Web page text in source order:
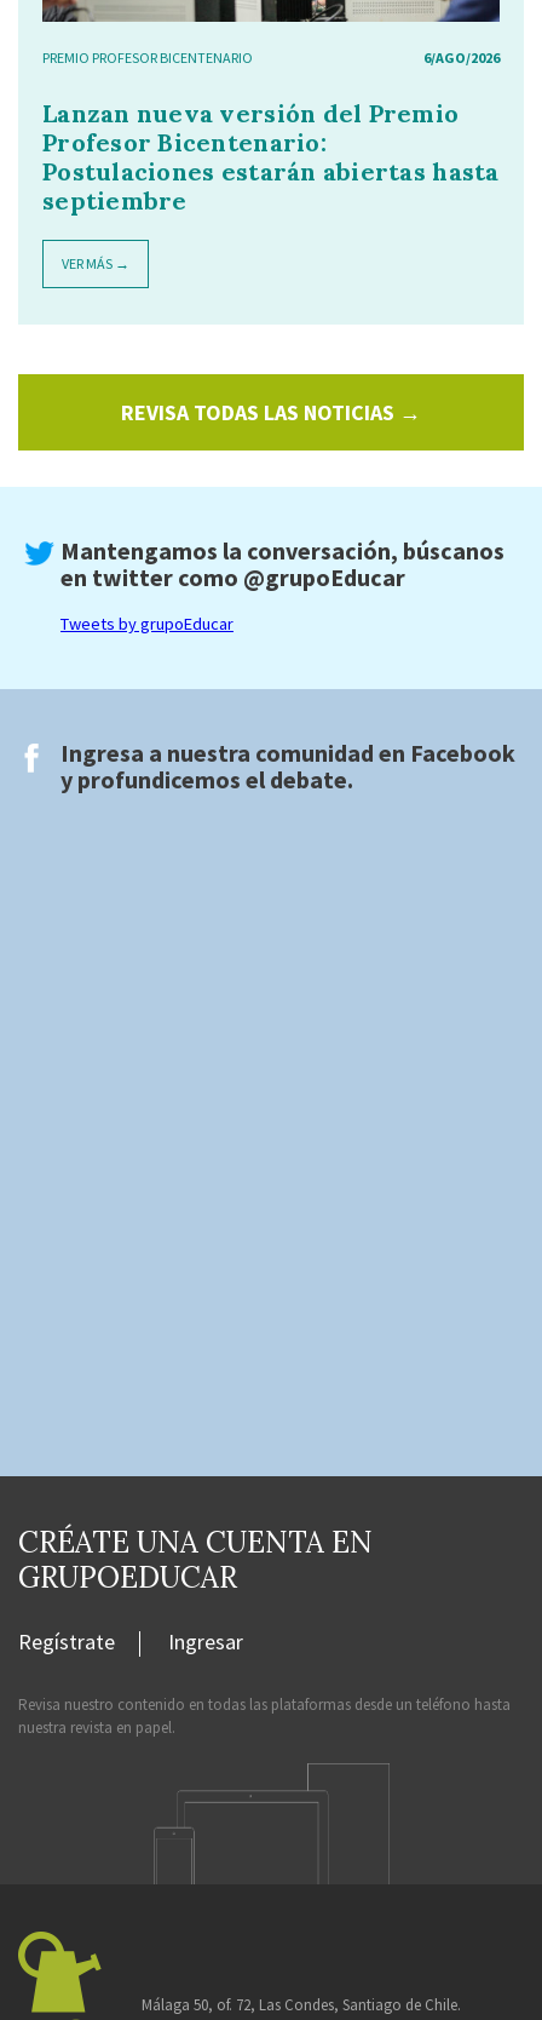
PREMIO PROFESOR BICENTENARIO 6/AGO/2026
Lanzan nueva versión del Premio
Profesor Bicentenario:
Postulaciones estarán abiertas hasta
septiembre
VER MÁS →
REVISA TODAS LAS NOTICIAS →
Mantengamos la conversación, búscanos
en twitter como @grupoEducar
Tweets by grupoEducar
Ingresa a nuestra comunidad en Facebook
y profundicemos el debate.
CRÉATE UNA CUENTA EN
GRUPOEDUCAR
Regístrate Ingresar
Revisa nuestro contenido en todas las plataformas desde un teléfono hasta
nuestra revista en papel.
Málaga 50, of. 72, Las Condes, Santiago de Chile.